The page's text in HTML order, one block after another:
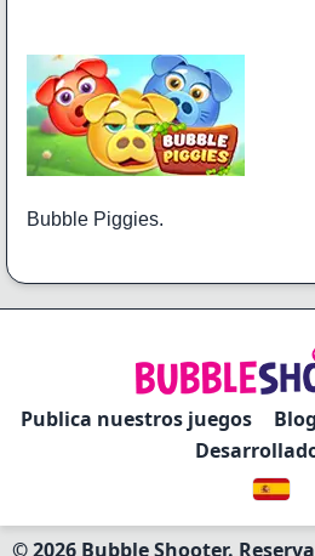
Bubble Piggies.
Publica nuestros juegos Blog
© 2026 Bubble Shooter.